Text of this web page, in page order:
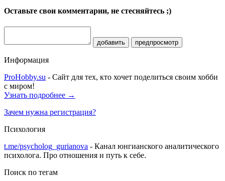
Оставьте свои комментарии, не стесняйтесь ;)
добавить предпросмотр
Информация
ProHobby.su - Сайт для тех, кто хочет поделиться своим хобби
с миром!
Узнать подробнее →
Зачем нужна регистрация?
Психология
t.me/psycholog_gurianova - Канал юнгианского аналитического
психолога. Про отношения и путь к себе.
Поиск по тегам